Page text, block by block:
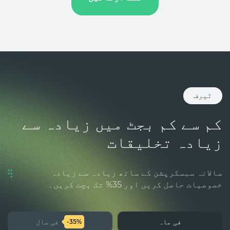
ٹیرف
کم سے کم بجٹ میں زیادہ سے
زیادہ تخلیقات
سالانہ سبسکرپشن کے ساتھ زیادہ سے زیادہ
خصوصیات حاصل کریں اور 35% تک بچت کریں۔
فی ماہ فی سال -35%